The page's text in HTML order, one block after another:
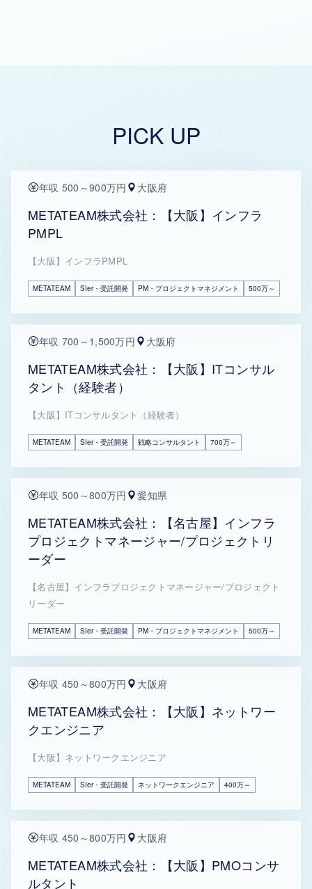
PICK UP
年収 500～900万円 大阪府
METATEAM株式会社：【大阪】インフラ
PMPL
【大阪】インフラPMPL
METATEAM SIer・受託開発 PM・プロジェクトマネジメント 500万～
年収 700～1,500万円 大阪府
METATEAM株式会社：【大阪】ITコンサル
タント（経験者）
【大阪】ITコンサルタント（経験者）
METATEAM SIer・受託開発 戦略コンサルタント 700万～
年収 500～800万円 愛知県
METATEAM株式会社：【名古屋】インフラ
プロジェクトマネージャー/プロジェクトリ
ーダー
【名古屋】インフラプロジェクトマネージャー/プロジェクト
リーダー
METATEAM SIer・受託開発 PM・プロジェクトマネジメント 500万～
年収 450～800万円 大阪府
METATEAM株式会社：【大阪】ネットワー
クエンジニア
【大阪】ネットワークエンジニア
METATEAM SIer・受託開発 ネットワークエンジニア 400万～
年収 450～800万円 大阪府
METATEAM株式会社：【大阪】PMOコンサ
ルタント